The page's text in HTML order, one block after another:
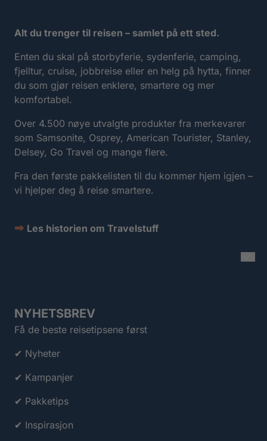
Alt du trenger til reisen – samlet på ett sted.
Enten du skal på storbyferie, sydenferie, camping,
fjelltur, cruise, jobbreise eller en helg på hytta, finner
du som gjør reisen enklere, smartere og mer
komfortabel.
Over 4.500 nøye utvalgte produkter fra merkevarer
som Samsonite, Osprey, American Tourister, Stanley,
Delsey, Go Travel og mange flere.
Fra den første pakkelisten til du kommer hjem igjen –
vi hjelper deg å reise smartere.
➡ Les historien om Travelstuff
NYHETSBREV
Få de beste reisetipsene først
✔ Nyheter
✔ Kampanjer
✔ Pakketips
✔ Inspirasjon